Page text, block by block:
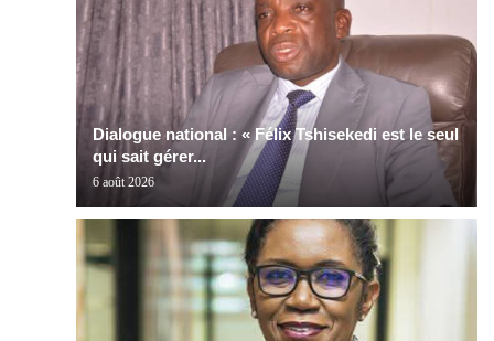
Dialogue national : « Félix Tshisekedi est le seul
qui sait gérer...
6 août 2026